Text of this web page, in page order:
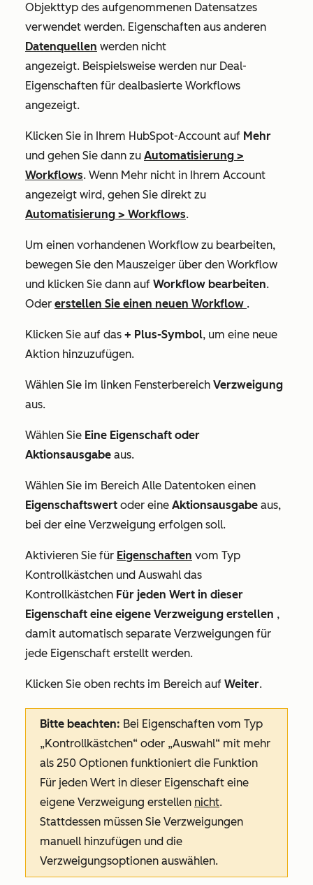
Objekttyp des aufgenommenen Datensatzes
verwendet werden. Eigenschaften aus anderen
Datenquellen werden nicht
angezeigt. Beispielsweise werden nur Deal-
Eigenschaften für dealbasierte Workflows
angezeigt.
Klicken Sie in Ihrem HubSpot-Account auf Mehr
und gehen Sie dann zu Automatisierung >
Workflows. Wenn Mehr nicht in Ihrem Account
angezeigt wird, gehen Sie direkt zu
Automatisierung > Workflows.
Um einen vorhandenen Workflow zu bearbeiten,
bewegen Sie den Mauszeiger über den Workflow
und klicken Sie dann auf Workflow bearbeiten.
Oder erstellen Sie einen neuen Workflow .
Klicken Sie auf das + Plus-Symbol, um eine neue
Aktion hinzuzufügen.
Wählen Sie im linken Fensterbereich Verzweigung
aus.
Wählen Sie Eine Eigenschaft oder
Aktionsausgabe aus.
Wählen Sie im Bereich Alle Datentoken einen
Eigenschaftswert oder eine Aktionsausgabe aus,
bei der eine Verzweigung erfolgen soll.
Aktivieren Sie für Eigenschaften vom Typ
Kontrollkästchen und Auswahl das
Kontrollkästchen Für jeden Wert in dieser
Eigenschaft eine eigene Verzweigung erstellen ,
damit automatisch separate Verzweigungen für
jede Eigenschaft erstellt werden.
Klicken Sie oben rechts im Bereich auf Weiter.
Bitte beachten: Bei Eigenschaften vom Typ
„Kontrollkästchen“ oder „Auswahl“ mit mehr
als 250 Optionen funktioniert die Funktion
Für jeden Wert in dieser Eigenschaft eine
eigene Verzweigung erstellen nicht.
Stattdessen müssen Sie Verzweigungen
manuell hinzufügen und die
Verzweigungsoptionen auswählen.